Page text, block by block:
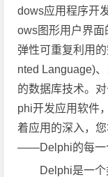
dows应用程序开
ows图形用户界面
弹性可重复利用
nted Language)
的数据库技术。
phi开发应用软件
着应用的深入，
——Delphi的每一
Delphi是一